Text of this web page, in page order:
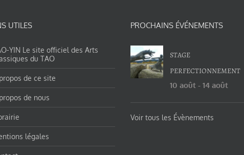
UTILES
YIN Le site officiel des Arts
du TAO
de ce site
de nous
légales
PROCHAINS ÉVÉNEMENTS
STAGE
PERFECTIONNEMENT
10 août - 14 août
Voir tous les Évènements